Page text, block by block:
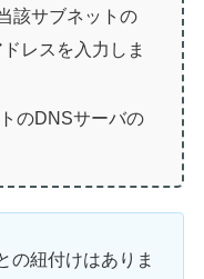
該サブネットの
レスを入力しま
のDNSサーバの
の紐付けはありま